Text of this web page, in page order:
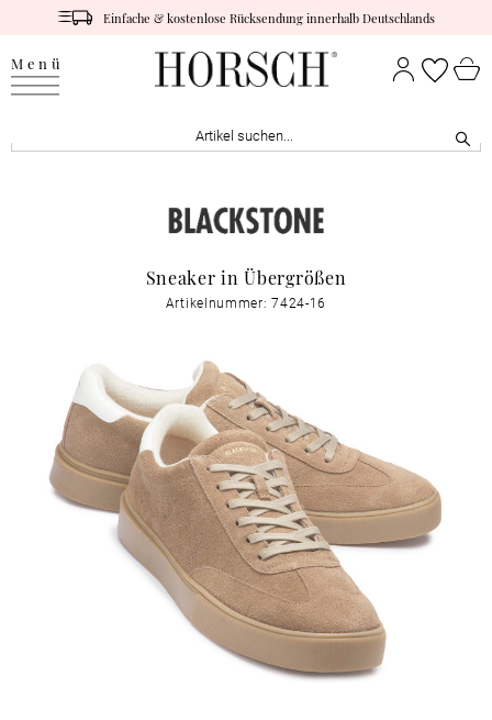
Einfache & kostenlose Rücksendung innerhalb Deutschlands
Menü
Sneaker in Übergrößen
Artikelnummer: 7424-16